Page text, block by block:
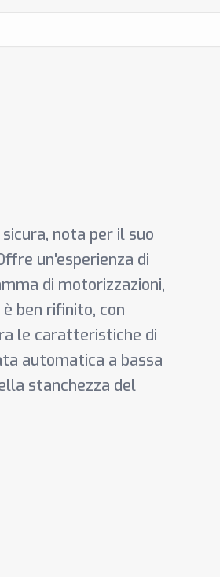
nota per il suo
un'esperienza di
di motorizzazioni,
ben rifinito, con
le caratteristiche di
automatica a bassa
stanchezza del